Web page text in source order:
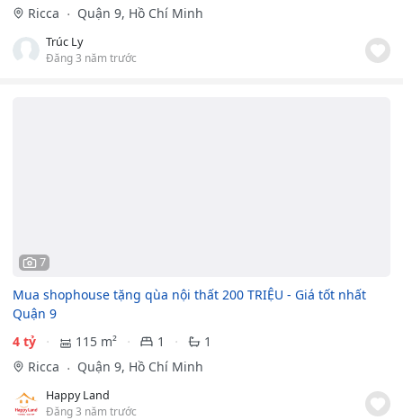
Ricca
Quận 9, Hồ Chí Minh
Trúc Ly
Đăng 3 năm trước
7
Mua shophouse tặng qùa nội thất 200 TRIỆU - Giá tốt nhất
Quận 9
4 tỷ
115 m² 1
1
Ricca
Quận 9, Hồ Chí Minh
Happy Land
Đăng 3 năm trước